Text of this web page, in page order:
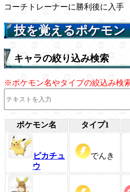
コーチトレーナーに勝利後に入手
技を覚えるポケモン
キャラの絞り込み検索
※ポケモン名やタイプの絞込み検
ポケモン名 タイプ1
ピカチュ
ウ
でんき